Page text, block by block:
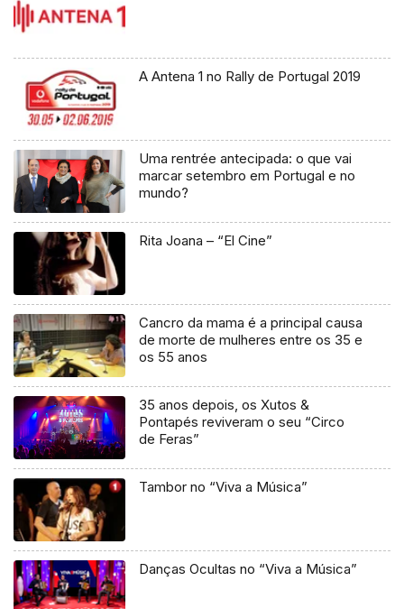
A Antena 1 no Rally de Portugal 2019
Uma rentrée antecipada: o que vai
marcar setembro em Portugal e no
mundo?
Rita Joana – “El Cine”
Cancro da mama é a principal causa
de morte de mulheres entre os 35 e
os 55 anos
35 anos depois, os Xutos &
Pontapés reviveram o seu “Circo
de Feras”
Tambor no “Viva a Música”
Danças Ocultas no “Viva a Música”